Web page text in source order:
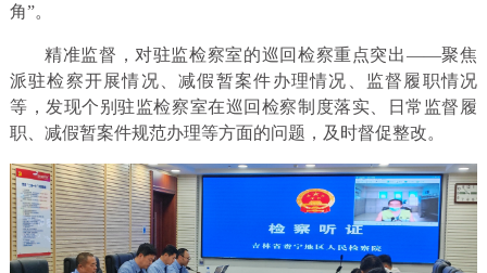
角”。
精准监督，对驻监检察室的巡回检察重点突出——聚焦
派驻检察开展情况、减假暂案件办理情况、监督履职情况
等，发现个别驻监检察室在巡回检察制度落实、日常监督履
职、减假暂案件规范办理等方面的问题，及时督促整改。